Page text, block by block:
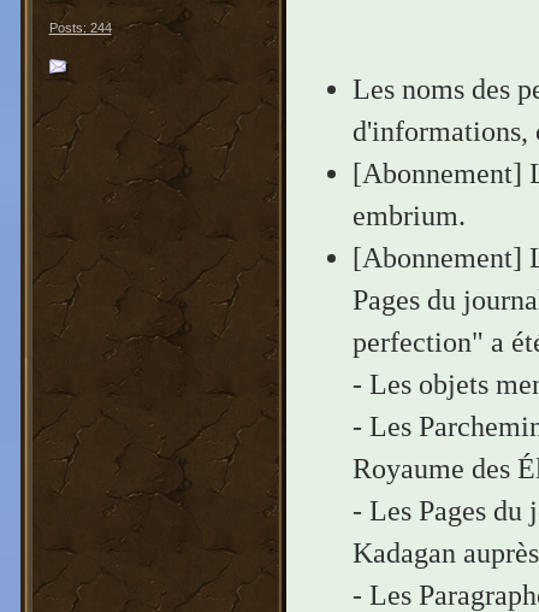
Posts: 244
Les noms des
d'informations,
[Abonnement]
embrium.
[Abonnement]
Pages du
perfection" a
- Les objets
- Les
Royaume des
- Les Pages du
Kadagan
- Les